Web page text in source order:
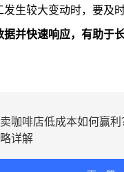
生较大变动时，要及
据并快速响应，有助于
咖啡店低成本如何赢
详解